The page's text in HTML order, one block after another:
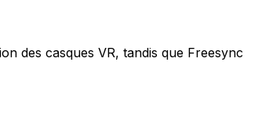
des casques VR, tandis que Freesync